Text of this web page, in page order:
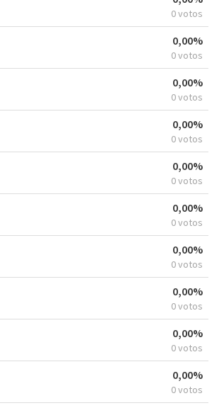
0 votos
0,00%
0 votos
0,00%
0 votos
0,00%
0 votos
0,00%
0 votos
0,00%
0 votos
0,00%
0 votos
0,00%
0 votos
0,00%
0 votos
0,00%
0 votos